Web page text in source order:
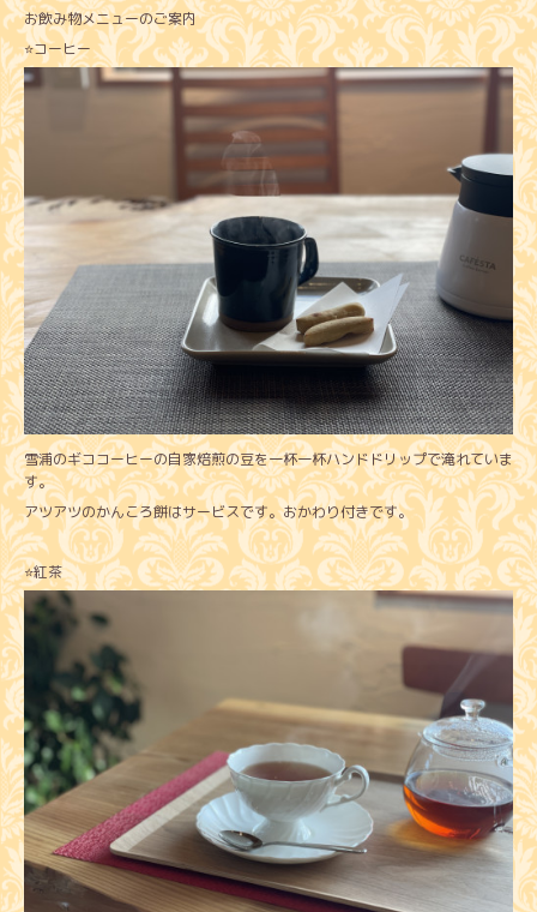
お飲み物メニューのご案内
⭐️コーヒー
雪浦のギココーヒーの自家焙煎の豆を一杯一杯ハンドドリップで淹れていま
す。
アツアツのかんころ餅はサービスです。おかわり付きです。
⭐️紅茶